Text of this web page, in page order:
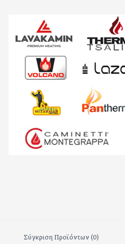
Σύγκριση Προϊόντων (0)